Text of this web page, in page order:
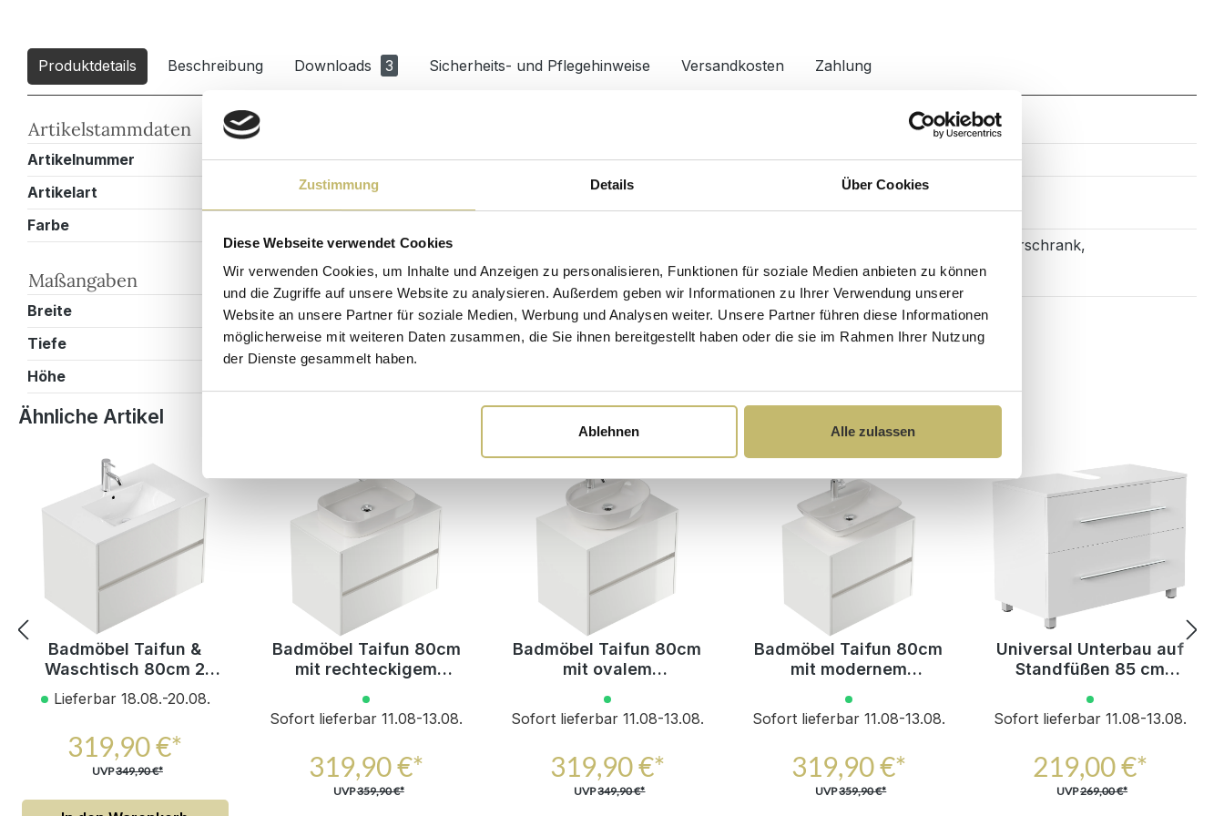
Zustimmung Details Über Cookies
Diese Webseite verwendet Cookies
Wir verwenden Cookies, um Inhalte und Anzeigen zu personalisieren, Funktionen für soziale Medien anbieten zu können
und die Zugriffe auf unsere Website zu analysieren. Außerdem geben wir Informationen zu Ihrer Verwendung unserer
Website an unsere Partner für soziale Medien, Werbung und Analysen weiter. Unsere Partner führen diese Informationen
möglicherweise mit weiteren Daten zusammen, die Sie ihnen bereitgestellt haben oder die sie im Rahmen Ihrer Nutzung
der Dienste gesammelt haben.
Ablehnen Alle zulassen
Produktdetails Beschreibung Downloads 3 Sicherheits- und Pflegehinweise Versandkosten Zahlung
Artikelstammdaten
Artikelnummer
VIA80STAND000101DE
Artikelart
Einzelbadmöbel
Farbe
Maßangaben
Breite
80,4 cm
Tiefe
45 cm
Höhe
Material Mineralguss
Montage & Lieferung
Lieferumfang
Waschtischunterschrank,
Waschbecken,
Füße
Produktgalerie überspringen
Ähnliche Artikel
Badmöbel Taifun &
Waschtisch 80cm 2
Greifraum SoftClose
Auszüge weiß Hgl
Lieferbar 18.08.-20.08.
319,90 €*
UVP349,90 €*
Badmöbel Taifun 80cm
mit rechteckigem
weiß Hgl
Sofort lieferbar 11.08-13.08.
319,90 €*
UVP359,90 €*
Badmöbel Taifun 80cm
mit ovalem
weiß Hgl
Sofort lieferbar 11.08-13.08.
319,90 €*
UVP349,90 €*
Badmöbel Taifun 80cm
mit modernem
weiß Hgl
Sofort lieferbar 11.08-13.08.
319,90 €*
UVP359,90 €*
Universal Unterbau auf
Standfüßen 85 cm
hochglanz
Sofort lieferbar 11.08-13.08.
219,00 €*
UVP269,00 €*